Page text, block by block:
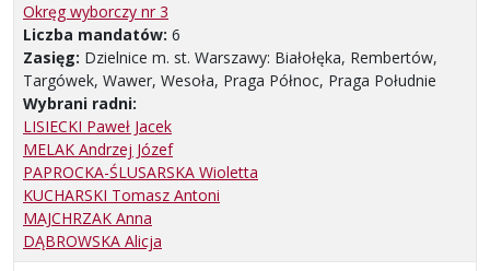
Okręg wyborczy nr 3
Liczba mandatów: 6
Zasięg: Dzielnice m. st. Warszawy: Białołęka, Rembertów,
Targówek, Wawer, Wesoła, Praga Północ, Praga Południe
Wybrani radni:
LISIECKI Paweł Jacek
MELAK Andrzej Józef
PAPROCKA-ŚLUSARSKA Wioletta
KUCHARSKI Tomasz Antoni
MAJCHRZAK Anna
DĄBROWSKA Alicja